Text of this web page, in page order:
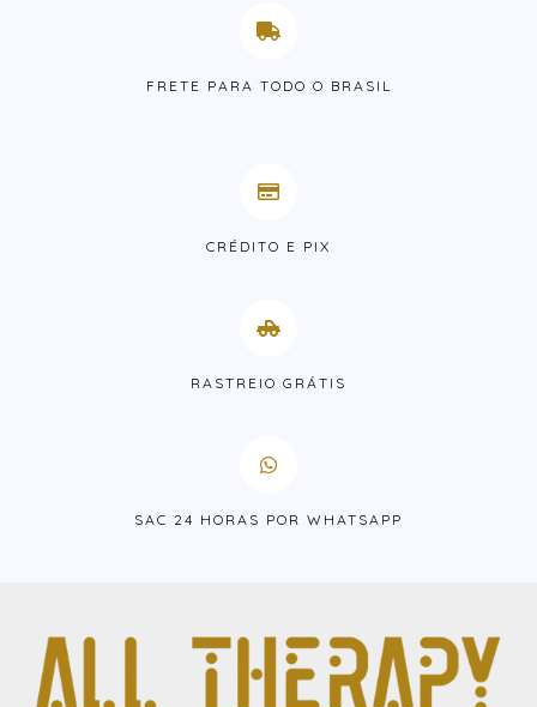
FRETE PARA TODO O BRASIL
CRÉDITO E PIX
RASTREIO GRÁTIS
SAC 24 HORAS POR WHATSAPP